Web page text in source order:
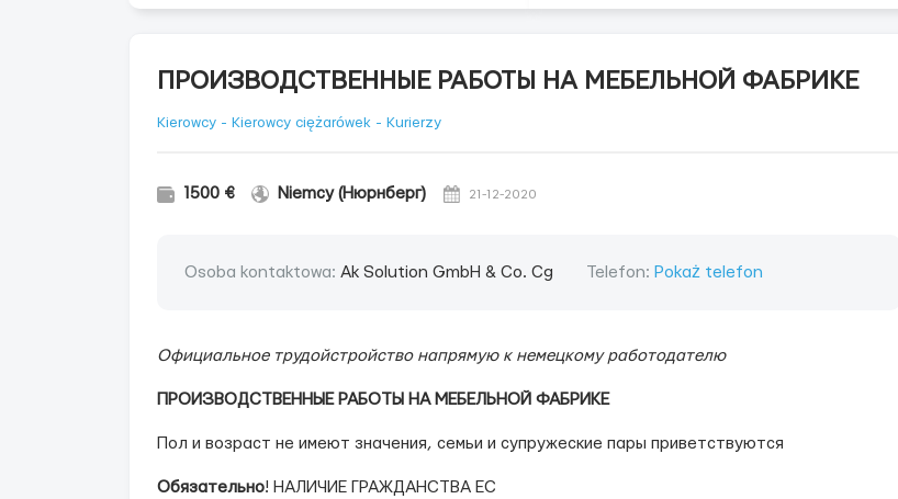
ПРОИЗВОДСТВЕННЫЕ РАБОТЫ НА МЕБЕЛЬНОЙ ФАБРИКЕ
Kierowcy - Kierowcy ciężarówek - Kurierzy
1500 € Niemcy (Нюрнберг) 21-12-2020
Osoba kontaktowa: Ak Solution GmbH & Co. Cg Telefon: Pokaż telefon
Официальное трудойстройство напрямую к немецкому работодателю
ПРОИЗВОДСТВЕННЫЕ РАБОТЫ НА МЕБЕЛЬНОЙ ФАБРИКЕ
Пол и возраст не имеют значения, семьи и супружеские пары приветствуются
Обязательно! НАЛИЧИЕ ГРАЖДАНСТВА ЕС